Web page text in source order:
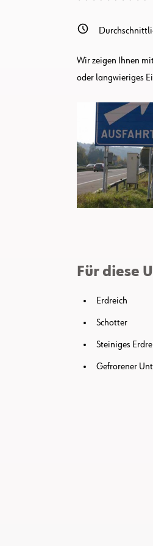
Wir zeigen Ihnen
oder langwieriges
Für diese
Erdreich
Schotter
Steiniges
Gefrorener